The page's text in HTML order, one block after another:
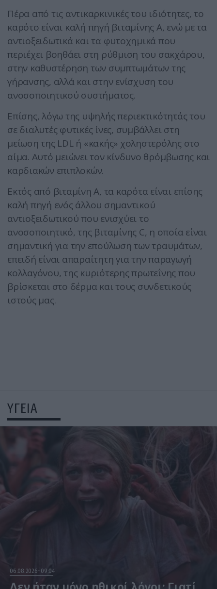
Πέρα από τις αντικαρκινικές του ιδιότητες, το
καρότο είναι καλή πηγή βιταμίνης Α, ενώ με τα
αντιοξειδωτικά και τα φυτοχημικά που
περιέχει βοηθάει στη ρύθμιση του σακχάρου,
στην καθυστέρηση των συμπτωμάτων της
γήρανσης, αλλά και στην ενίσχυση του
ανοσοποιητικού συστήματος.
Επίσης, λόγω της υψηλής περιεκτικότητάς του
σε διαλυτές φυτικές ίνες, συμβάλλει στη
μείωση της LDL ή «κακής» χοληστερόλης στο
αίμα. Αυτό μειώνει τον κίνδυνο θρόμβωσης και
καρδιακών επιπλοκών.
Εκτός από βιταμίνη Α, τα καρότα είναι επίσης
καλή πηγή ενός άλλου σημαντικού
αντιοξειδωτικού που ενισχύει το
ανοσοποιητικό, της βιταμίνης C, η οποία είναι
σημαντική για την επούλωση των τραυμάτων,
επειδή είναι απαραίτητη για την παραγωγή
κολλαγόνου, της κυριότερης πρωτεΐνης που
βρίσκεται στο δέρμα και τους συνδετικούς
ιστούς μας.
ΥΓΕΙΑ
06.08.2026 09:04